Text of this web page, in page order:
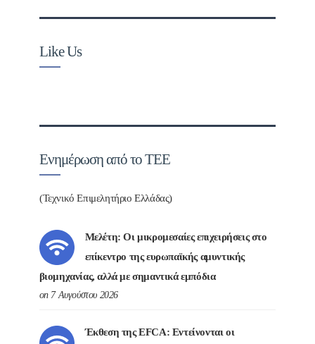
Like Us
Ενημέρωση από το ΤΕΕ
(Τεχνικό Επιμελητήριο Ελλάδας)
Μελέτη: Οι μικρομεσαίες επιχειρήσεις στο
επίκεντρο της ευρωπαϊκής αμυντικής
βιομηχανίας, αλλά με σημαντικά εμπόδια
on 7 Αυγούστου 2026
Έκθεση της EFCA: Εντείνονται οι